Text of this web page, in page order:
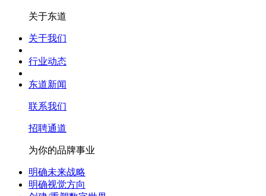
关于东道
关于我们
行业动态
东道新闻
联系我们
招聘通道
为你的品牌事业
明确未来战略
明确视觉方向